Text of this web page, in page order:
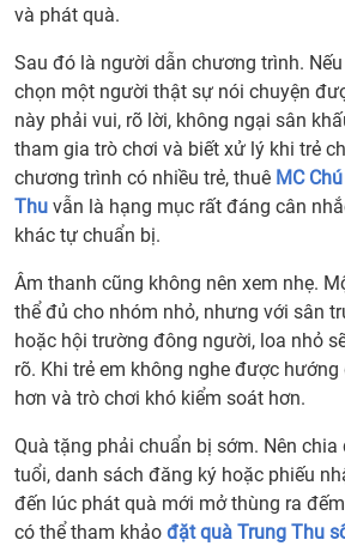
và phát quà.
Sau đó là người dẫn chương trình.
chọn một người thật sự nói chuyện
này phải vui, rõ lời, không ngại sân
tham gia trò chơi và biết xử lý khi trẻ
chương trình có nhiều trẻ, thuê MC
Thu vẫn là hạng mục rất đáng cân
khác tự chuẩn bị.
Âm thanh cũng không nên xem nhẹ.
thể đủ cho nhóm nhỏ, nhưng với sân
hoặc hội trường đông người, loa nhỏ
rõ. Khi trẻ em không nghe được hướng
hơn và trò chơi khó kiểm soát hơn.
Quà tặng phải chuẩn bị sớm. Nên chia
tuổi, danh sách đăng ký hoặc phiếu
đến lúc phát quà mới mở thùng ra
có thể tham khảo đặt quà Trung Thu